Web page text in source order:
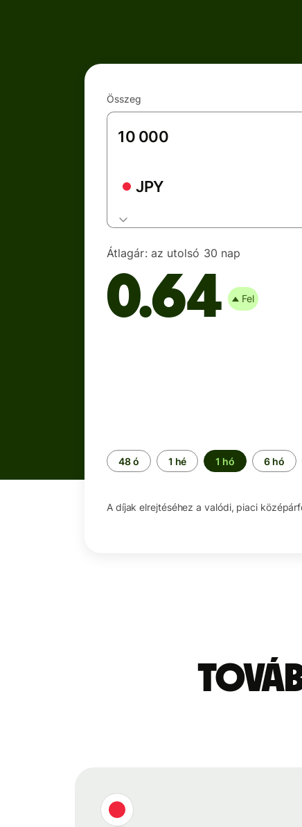
Összeg
JPY
Átlagár: az utolsó 30 nap
0.64 Fel
Időszak
48 ó 1 hé 1 hó 6 hó
A díjak elrejtéséhez a valódi, piaci